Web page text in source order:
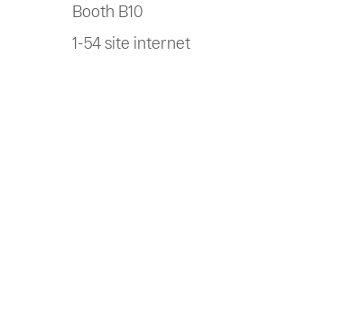
Booth B10
1-54 site internet